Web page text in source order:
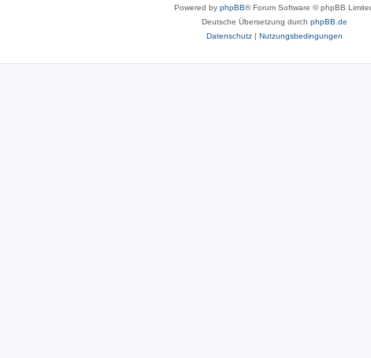
Powered by phpBB® Forum Software © phpBB
Deutsche Übersetzung durch phpBB.de
Datenschutz| Nutzungsbedingungen